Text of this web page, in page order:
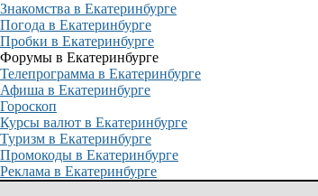
Знакомства в Екатеринбурге
Погода в Екатеринбурге
Пробки в Екатеринбурге
Форумы в Екатеринбурге
Телепрограмма в Екатеринбурге
Афиша в Екатеринбурге
Гороскоп
Курсы валют в Екатеринбурге
Туризм в Екатеринбурге
Промокоды в Екатеринбурге
Реклама в Екатеринбурге